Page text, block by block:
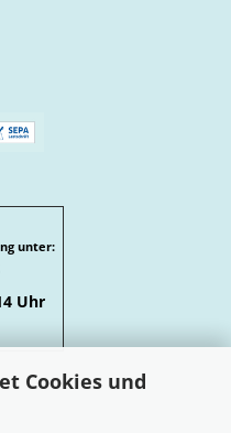
Cookies und
unter:
Uhr